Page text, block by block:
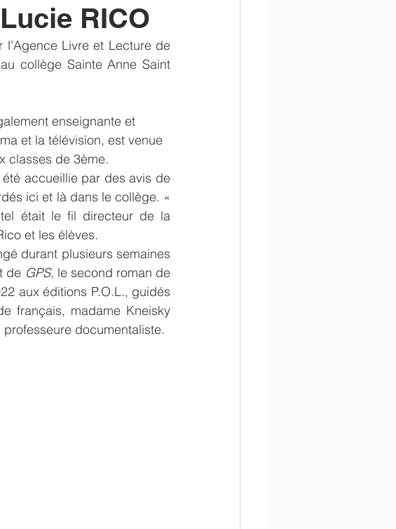
examen administratif
RICO
Livre et Lecture de
collège Sainte Anne Saint
enseignante et
et la télévision, est venue
classes de 3ème.
accueillie par des avis de
ici et là dans le collège. «
était le fil directeur de la
et les élèves.
durant plusieurs semaines
de GPS, le second roman de
aux éditions P.O.L., guidés
français, madame Kneisky
documentaliste.